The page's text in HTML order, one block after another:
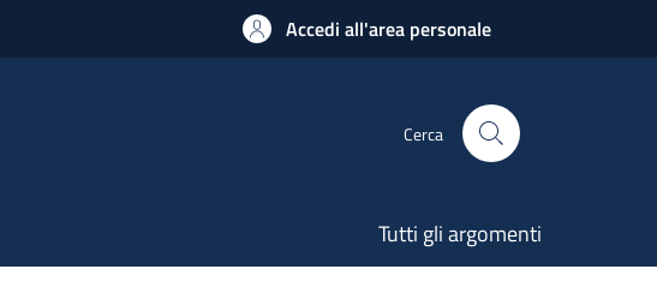
Accedi all'area personale
Cerca
Tutti gli argomenti